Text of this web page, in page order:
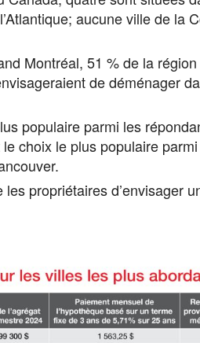
aucune ville de la
Montréal, 51 % de la
de déménager
populaire parmi les
choix le plus populaire
propriétaires d’envisager